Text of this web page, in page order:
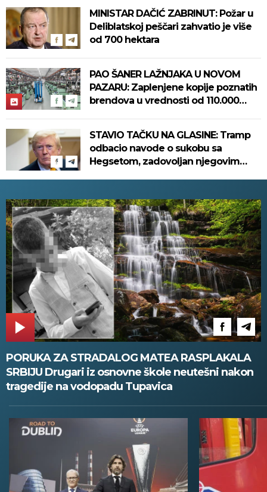
MINISTAR DAČIĆ ZABRINUT: Požar u
Deliblatskoj peščari zahvatio je više
od 700 hektara
PAO ŠANER LAŽNJAKA U NOVOM
PAZARU: Zaplenjene kopije poznatih
brendova u vrednosti od 110.000
STAVIO TAČKU NA GLASINE: Tramp
odbacio navode o sukobu sa
Hegsetom, zadovoljan njegovim
PORUKA ZA STRADALOG MATEA RASPLAKALA
SRBIJU Drugari iz osnovne škole neutešni nakon
tragedije na vodopadu Tupavica